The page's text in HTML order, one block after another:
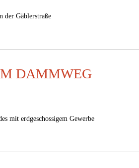
der Gäblerstraße
DAMMWEG
mit erdgeschossigem Gewerbe